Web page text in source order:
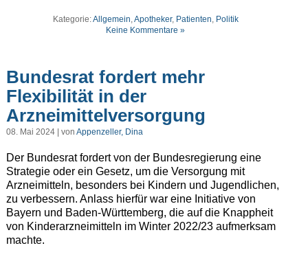
Kategorie:Allgemein,Apotheker, Patienten, Politik
Keine Kommentare »
Bundesrat fordert mehr
Flexibilität in der
Arzneimittelversorgung
08. Mai 2024 | von Appenzeller, Dina
Der Bundesrat fordert von der Bundesregierung eine
Strategie oder ein Gesetz, um die Versorgung mit
Arzneimitteln, besonders bei Kindern und Jugendlichen,
zu verbessern. Anlass hierfür war eine Initiative von
Bayern und Baden-Württemberg, die auf die Knappheit
von Kinderarzneimitteln im Winter 2022/23 aufmerksam
machte.